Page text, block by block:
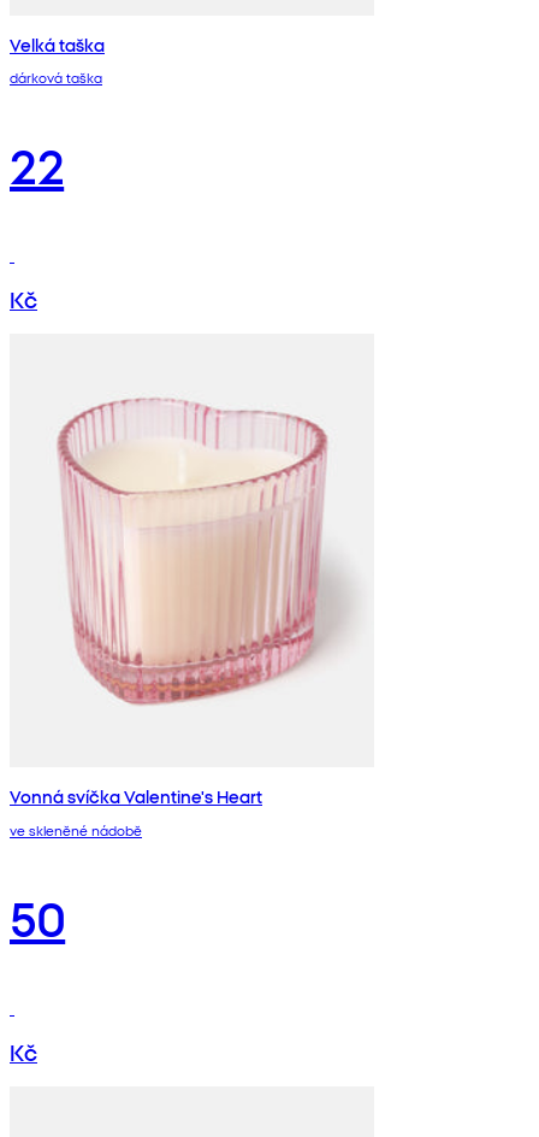
Velká taška
dárková taška
22
Kč
Vonná svíčka Valentine's Heart
ve skleněné nádobě
50
Kč